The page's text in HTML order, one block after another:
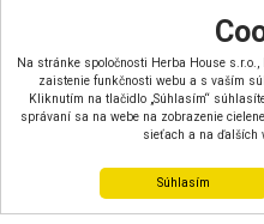
Na stránke spoločnosti Herba House
zaistenie funkčnosti webu a s vaším
Kliknutím na tlačidlo „Súhlasím“
správaní sa na webe na zobrazenie
sieťach a na ďalších
Súhlasím